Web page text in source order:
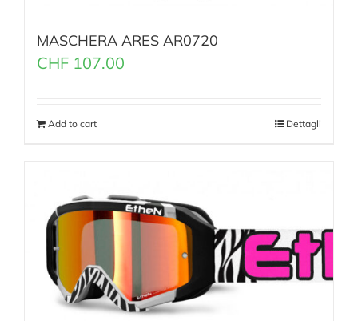
MASCHERA ARES AR0720
CHF 107.00
Add to cart Dettagli